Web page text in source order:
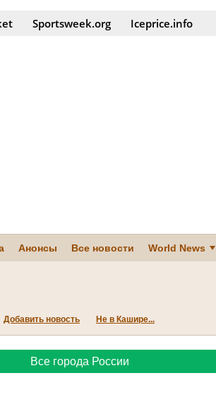
Sportsweek.org Iceprice.info
Анонсы Все новости World News
Добавить новость Не в Кашире...
Все города России